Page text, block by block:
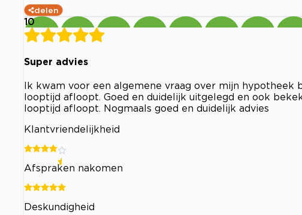
delen
10
Super advies
Ik kwam voor een algemene vraag over mijn hypotheek
looptijd afloopt. Goed en duidelijk uitgelegd en ook
looptijd afloopt. Nogmaals goed en duidelijk advies
Klantvriendelijkheid
Afspraken nakomen
Deskundigheid